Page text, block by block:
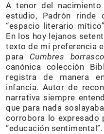
A tenor del
estudio, Padrón rinde
“espacio literario
En los hoy lejanos
texto de mi preferencia
para Cumbres
canónica colección
registra de manera
infancia. Autor de
narrativa siempre
que para nada
corrobora lo expresado
“educación sentimental”.